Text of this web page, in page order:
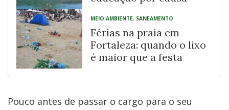
MEIO AMBIENTE, SANEAMENTO
Férias na praia em
Fortaleza: quando o lixo
é maior que a festa
Pouco antes de passar o cargo para o seu